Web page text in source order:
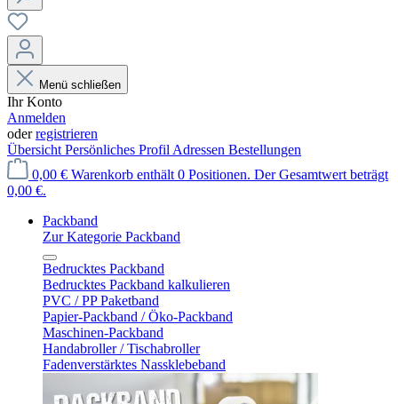
Menü schließen
Ihr Konto
Anmelden
oderregistrieren
Übersicht Persönliches Profil Adressen Bestellungen
0,00 € Warenkorb enthält 0 Positionen. Der Gesamtwert beträgt
0,00 €.
Packband
Zur Kategorie Packband
Bedrucktes Packband
Bedrucktes Packband kalkulieren
PVC / PP Paketband
Papier-Packband / Öko-Packband
Maschinen-Packband
Handabroller / Tischabroller
Fadenverstärktes Nassklebeband